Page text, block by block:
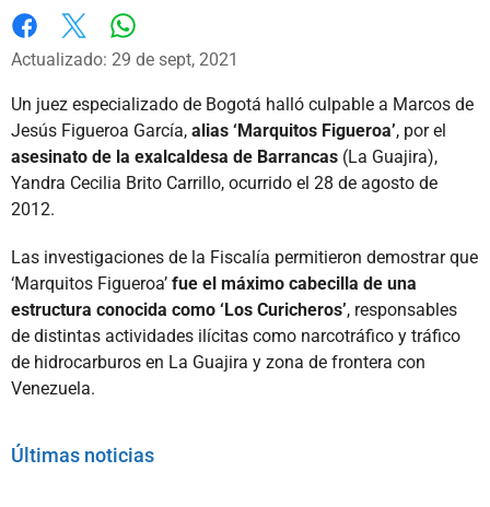
Facebook
X
Actualizado: 29 de sept, 2021
Un juez especializado de Bogotá halló culpable a Marcos de
Jesús Figueroa García, alias ‘Marquitos Figueroa’, por el
asesinato de la exalcaldesa de Barrancas (La Guajira),
Yandra Cecilia Brito Carrillo, ocurrido el 28 de agosto de
2012.
Las investigaciones de la Fiscalía permitieron demostrar que
‘Marquitos Figueroa’ fue el máximo cabecilla de una
estructura conocida como ‘Los Curicheros’, responsables
de distintas actividades ilícitas como narcotráfico y tráfico
de hidrocarburos en La Guajira y zona de frontera con
Venezuela.
Últimas noticias